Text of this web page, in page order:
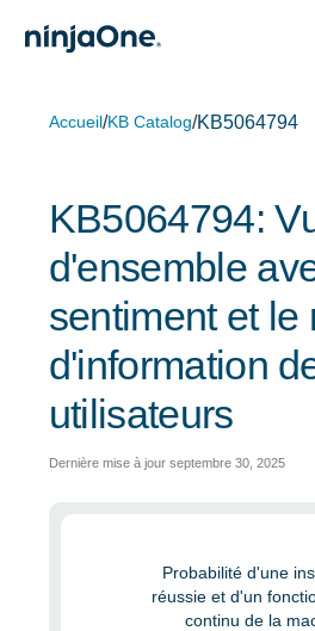
Accueil/KB Catalog/KB5064794
KB5064794:
d'ensemble
sentiment et le
d'information
utilisateurs
Dernière mise à jour septembre 30, 2025
Probabilité d'une
réussie et d'un
continu de la